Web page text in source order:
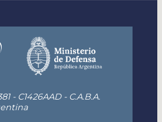
- C1426AAD - C.A.B.A.